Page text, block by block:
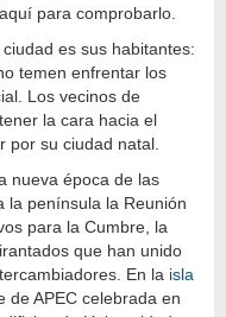
para comprobarlo.
es sus habitantes:
temen enfrentar los
Los vecinos de
la cara hacia el
por su ciudad natal.
nueva época de las
la península la Reunión
para la Cumbre, la
que han unido
En la isla
de APEC celebrada en